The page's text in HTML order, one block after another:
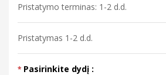
Pristatymo terminas: 1-2 d.d.
Pristatymas 1-2 d.d.
Pasirinkite dydį :